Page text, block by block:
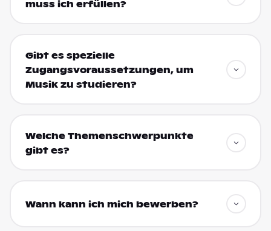
muss ich erfüllen?
Gibt es spezielle
Zugangsvoraussetzungen, um
Musik zu studieren?
Welche Themenschwerpunkte
gibt es?
Wann kann ich mich bewerben?